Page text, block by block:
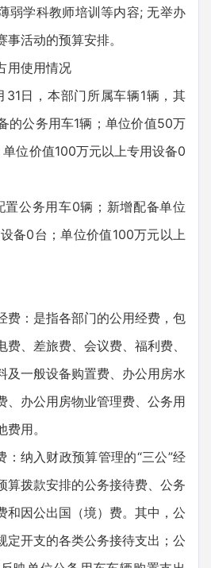
弱学科教师培训等内容; 无举办
活动的预算安排。
使用情况
日，本部门所属车辆1辆，其
的公务用车1辆；单位价值50万
位价值100万元以上专用设备0
公务用车0辆；新增配备单位
备0台；单位价值100万元以上
：是指各部门的公用经费，包
、差旅费、会议费、福利费、
及一般设备购置费、办公用房水
、办公用房物业管理费、公务用
用。
纳入财政预算管理的“三公”经
算拨款安排的公务接待费、公务
和因公出国（境）费。其中，公
定开支的各类公务接待支出；公